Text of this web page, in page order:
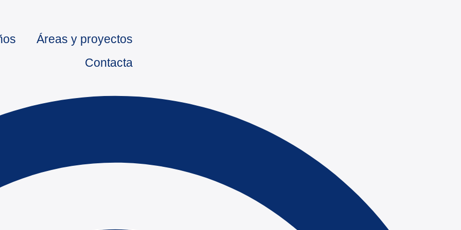
Áreas y proyectos
Contacta